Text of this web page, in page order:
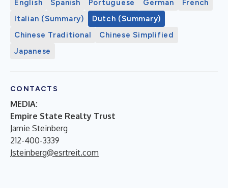
English Spanish Portuguese German
French
Italian (Summary)
Dutch (Summary)
Chinese Traditional
Chinese Simplified
Japanese
CONTACTS
MEDIA:
Empire State Realty Trust
Jamie Steinberg
212-400-3339
Jsteinberg@esrtreit.com